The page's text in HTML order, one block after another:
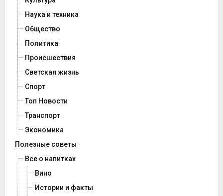
Наука и техника
Общество
Политика
Происшествия
Светская жизнь
Спорт
Топ Новости
Транспорт
Экономика
Полезные советы
Все о напитках
Вино
Истории и факты